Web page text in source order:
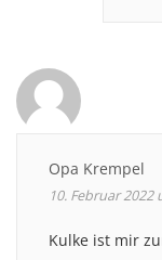
Opa Krempel
10. Februar 2022
Kulke ist mir